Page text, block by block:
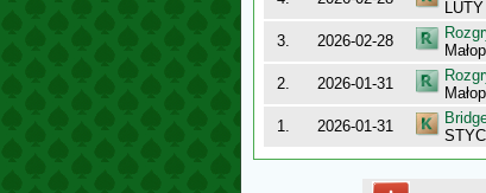
LUTY
3. 2026-02-28
2. 2026-01-31
1. 2026-01-31